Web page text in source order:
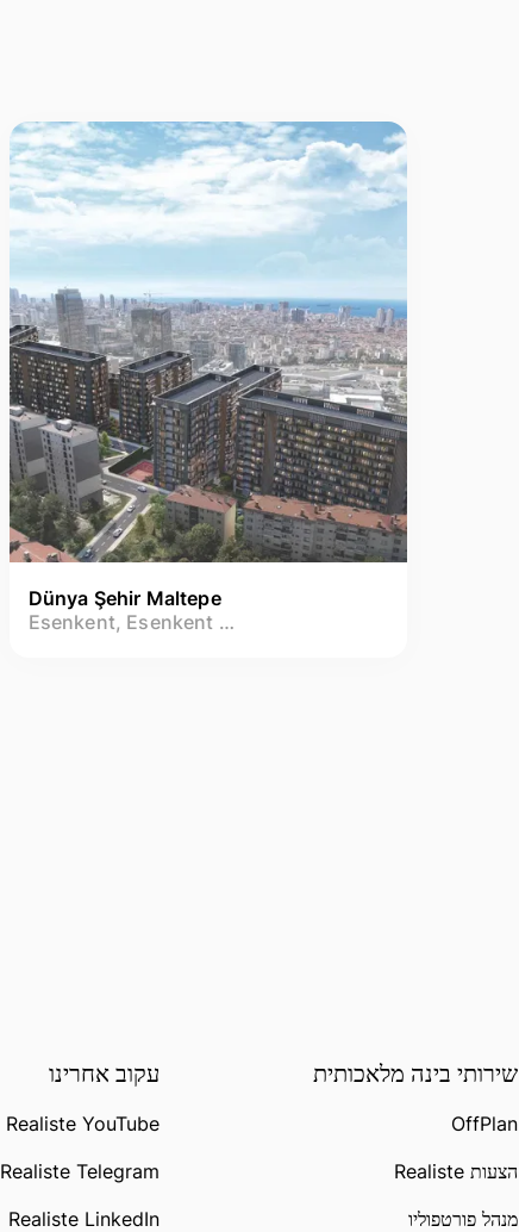
Dünya Şehir Maltepe
Esenkent, Esenkent Mah.
שירותי בינה מלאכותית
OffPlan
הצעות Realiste
מנהל פורטפוליו
עקוב אחרינו
Realiste YouTube
Realiste Telegram
Realiste LinkedIn